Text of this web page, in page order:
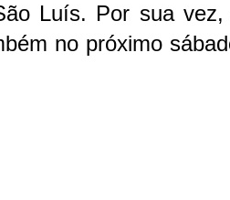
Luís. Por sua
no próximo